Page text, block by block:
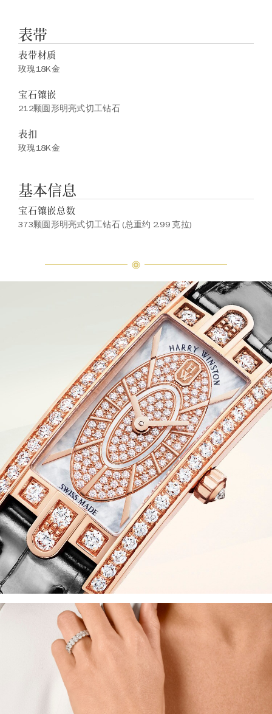
表带
表带材质
玫瑰18K金
宝石镶嵌
212颗圆形明亮式切工钻石
表扣
玫瑰18K金
基本信息
宝石镶嵌总数
373颗圆形明亮式切工钻石 (总重约 2.99 克拉)